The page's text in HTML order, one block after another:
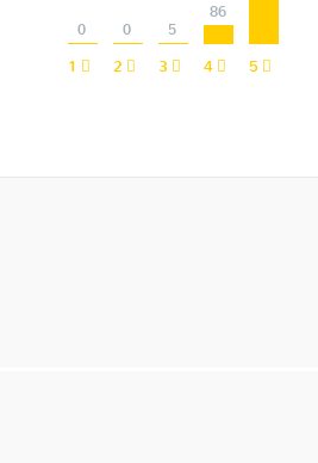
1
0
2
0
3
5
4
86
5